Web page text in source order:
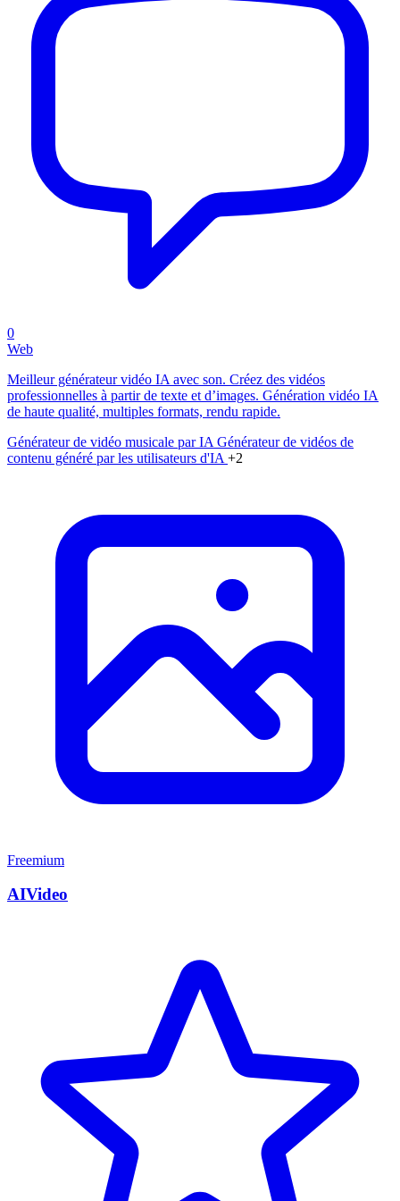
0
Web
Meilleur générateur vidéo IA avec son. Créez des vidéos
professionnelles à partir de texte et d’images. Génération vidéo IA
de haute qualité, multiples formats, rendu rapide.
Générateur de vidéo musicale par IA Générateur de vidéos de
contenu généré par les utilisateurs d'IA +2
Freemium
AIVideo